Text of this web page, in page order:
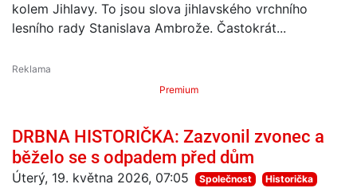
kolem Jihlavy. To jsou slova jihlavského vrchního
lesního rady Stanislava Ambrože. Častokrát...
Premium
DRBNA HISTORIČKA: Zazvonil zvonec a
běželo se s odpadem před dům
Úterý, 19. května 2026, 07:05 Společnost
Historička